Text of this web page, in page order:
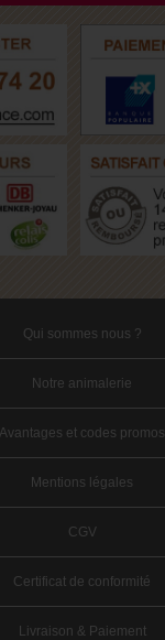
Qui sommes nous ?
Notre animalerie
Avantages et codes promos
Mentions légales
CGV
Certificat de conformité
Livraison & Paiement